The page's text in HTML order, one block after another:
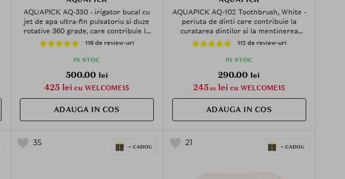
AQUAPICK AQ-350 - irigator bucal cu
jet de apa ultra-fin pulsatoriu si duze
rotative 360 grade, care contribuie la
curatarea zonelor greu accesibile din
gura si la metinerea igienei orale
116 de review-uri
IN STOC
500.00 lei
425 lei cu WELCOME15
ADAUGA IN COS
AQUAPICK AQ-102 Toothbrush, White -
periuta de dinti care contribuie la
curatarea dintilor si la mentinerea
igienei orale
112 de review-uri
IN STOC
290.00 lei
245.65 lei cu WELCOME15
ADAUGA IN COS
35 21